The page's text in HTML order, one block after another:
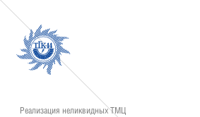
Реализация неликвидных ТМЦ